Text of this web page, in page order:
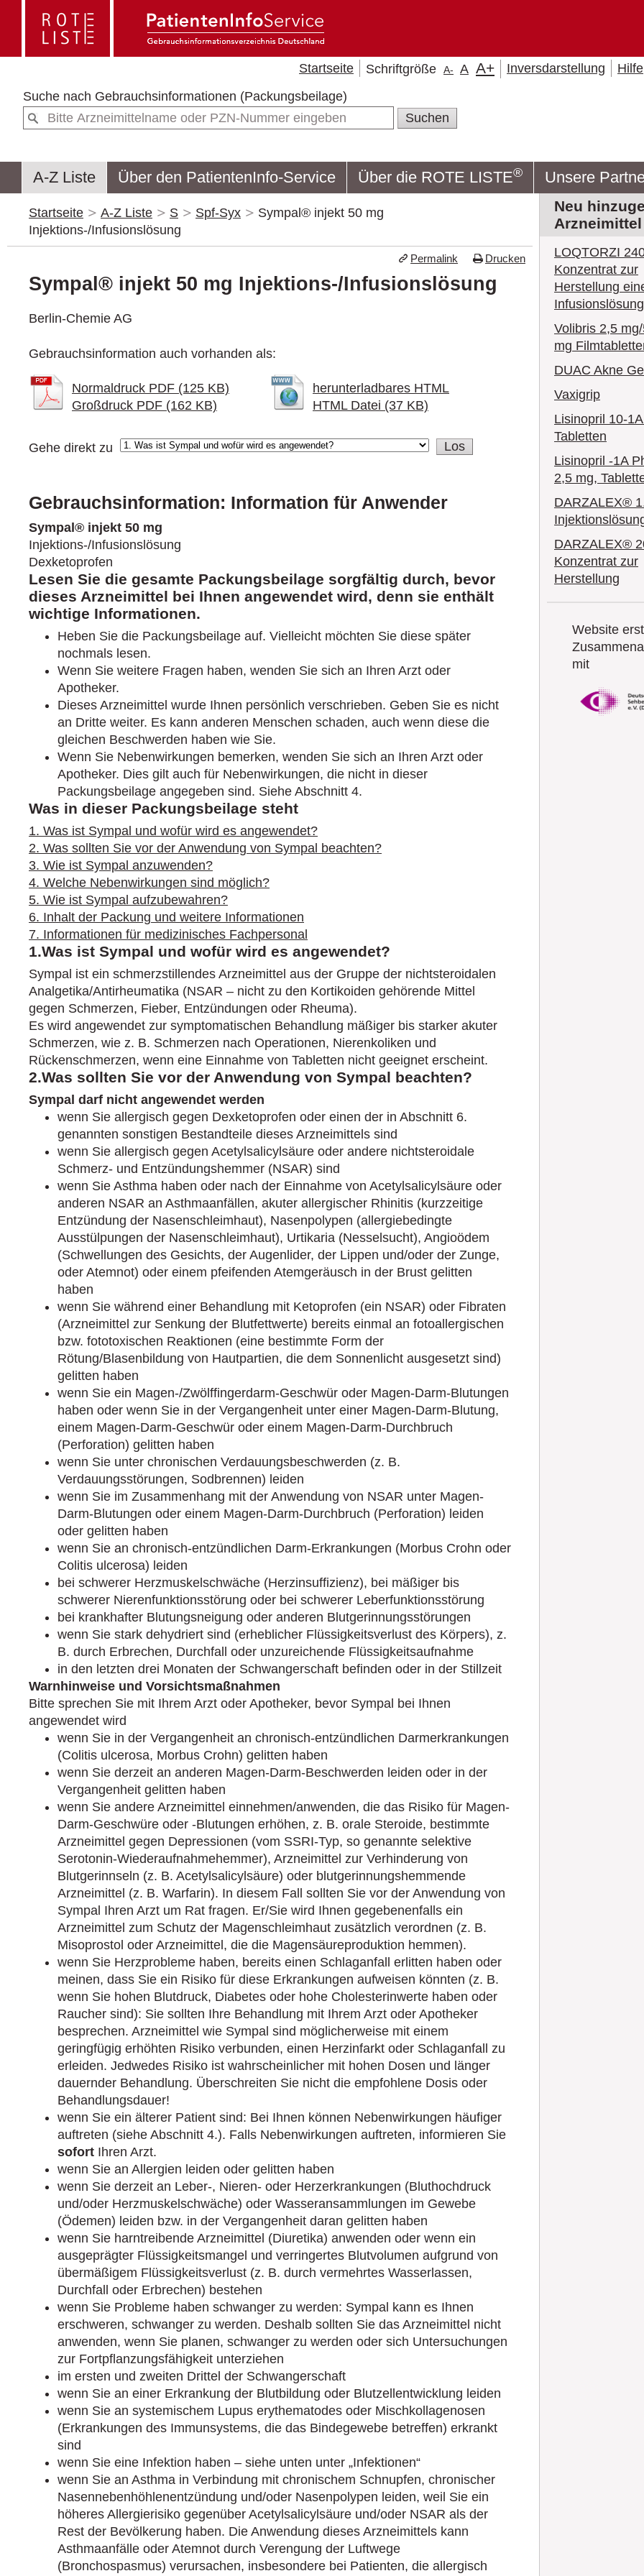
Suche nach Gebrauchsinformationen (Packungsbeilage)
A-Z Liste Über den PatientenInfo-Service Über die ROTE LISTE® Unsere
Startseite Schriftgröße A- A A+ Inversdarstellung Hilfe
Startseite A-Z Liste S Spf-Syx
Sympal® injekt 50 mg
Injektions-/Infusionslösung
Sympal® injekt 50 mg Injektions-/Infusionslösung
Berlin-Chemie AG
Gebrauchsinformation auch vorhanden als:
Normaldruck PDF (125 KB)
Großdruck PDF (162 KB)
herunterladbares HTML
HTML Datei (37 KB)
Gehe direkt zu
Gebrauchsinformation: Information für Anwender
Sympal® injekt 50 mg
Injektions-/Infusionslösung
Dexketoprofen
Lesen Sie die gesamte Packungsbeilage sorgfältig durch, bevor
dieses Arzneimittel bei Ihnen angewendet wird, denn sie enthält
wichtige Informationen.
Heben Sie die Packungsbeilage auf. Vielleicht möchten Sie diese später
nochmals lesen.
Wenn Sie weitere Fragen haben, wenden Sie sich an Ihren Arzt oder
Apotheker.
Dieses Arzneimittel wurde Ihnen persönlich verschrieben. Geben Sie es nicht
an Dritte weiter. Es kann anderen Menschen schaden, auch wenn diese die
gleichen Beschwerden haben wie Sie.
Wenn Sie Nebenwirkungen bemerken, wenden Sie sich an Ihren Arzt oder
Apotheker. Dies gilt auch für Nebenwirkungen, die nicht in dieser
Packungsbeilage angegeben sind. Siehe Abschnitt 4.
Was in dieser Packungsbeilage steht
1. Was ist Sympal und wofür wird es angewendet?
2. Was sollten Sie vor der Anwendung von Sympal beachten?
3. Wie ist Sympal anzuwenden?
4. Welche Nebenwirkungen sind möglich?
5. Wie ist Sympal aufzubewahren?
6. Inhalt der Packung und weitere Informationen
7. Informationen für medizinisches Fachpersonal
1.Was ist Sympal und wofür wird es angewendet?
Sympal ist ein schmerzstillendes Arzneimittel aus der Gruppe der nichtsteroidalen
Analgetika/Antirheumatika (NSAR – nicht zu den Kortikoiden gehörende Mittel
gegen Schmerzen, Fieber, Entzündungen oder Rheuma).
Es wird angewendet zur symptomatischen Behandlung mäßiger bis starker akuter
Schmerzen, wie z. B. Schmerzen nach Operationen, Nierenkoliken und
Rückenschmerzen, wenn eine Einnahme von Tabletten nicht geeignet erscheint.
2.Was sollten Sie vor der Anwendung von Sympal beachten?
Sympal darf nicht angewendet werden
wenn Sie allergisch gegen Dexketoprofen oder einen der in Abschnitt 6.
genannten sonstigen Bestandteile dieses Arzneimittels sind
wenn Sie allergisch gegen Acetylsalicylsäure oder andere nichtsteroidale
Schmerz- und Entzündungshemmer (NSAR) sind
wenn Sie Asthma haben oder nach der Einnahme von Acetylsalicylsäure oder
anderen NSAR an Asthmaanfällen, akuter allergischer Rhinitis (kurzzeitige
Entzündung der Nasenschleimhaut), Nasenpolypen (allergiebedingte
Ausstülpungen der Nasenschleimhaut), Urtikaria (Nesselsucht), Angioödem
(Schwellungen des Gesichts, der Augenlider, der Lippen und/oder der Zunge,
oder Atemnot) oder einem pfeifenden Atemgeräusch in der Brust gelitten
haben
wenn Sie während einer Behandlung mit Ketoprofen (ein NSAR) oder Fibraten
(Arzneimittel zur Senkung der Blutfettwerte) bereits einmal an fotoallergischen
bzw. fototoxischen Reaktionen (eine bestimmte Form der
Rötung/Blasenbildung von Hautpartien, die dem Sonnenlicht ausgesetzt sind)
gelitten haben
wenn Sie ein Magen-/Zwölffingerdarm-Geschwür oder Magen-Darm-Blutungen
haben oder wenn Sie in der Vergangenheit unter einer Magen-Darm-Blutung,
einem Magen-Darm-Geschwür oder einem Magen-Darm-Durchbruch
(Perforation) gelitten haben
wenn Sie unter chronischen Verdauungsbeschwerden (z. B.
Verdauungsstörungen, Sodbrennen) leiden
wenn Sie im Zusammenhang mit der Anwendung von NSAR unter Magen-
Darm-Blutungen oder einem Magen-Darm-Durchbruch (Perforation) leiden
oder gelitten haben
wenn Sie an chronisch-entzündlichen Darm-Erkrankungen (Morbus Crohn oder
Colitis ulcerosa) leiden
bei schwerer Herzmuskelschwäche (Herzinsuffizienz), bei mäßiger bis
schwerer Nierenfunktionsstörung oder bei schwerer Leberfunktionsstörung
bei krankhafter Blutungsneigung oder anderen Blutgerinnungsstörungen
wenn Sie stark dehydriert sind (erheblicher Flüssigkeitsverlust des Körpers), z.
B. durch Erbrechen, Durchfall oder unzureichende Flüssigkeitsaufnahme
in den letzten drei Monaten der Schwangerschaft befinden oder in der Stillzeit
Warnhinweise und Vorsichtsmaßnahmen
Bitte sprechen Sie mit Ihrem Arzt oder Apotheker, bevor Sympal bei Ihnen
angewendet wird
wenn Sie in der Vergangenheit an chronisch-entzündlichen Darmerkrankungen
(Colitis ulcerosa, Morbus Crohn) gelitten haben
wenn Sie derzeit an anderen Magen-Darm-Beschwerden leiden oder in der
Vergangenheit gelitten haben
wenn Sie andere Arzneimittel einnehmen/anwenden, die das Risiko für Magen-
Darm-Geschwüre oder -Blutungen erhöhen, z. B. orale Steroide, bestimmte
Arzneimittel gegen Depressionen (vom SSRI-Typ, so genannte selektive
Serotonin-Wiederaufnahmehemmer), Arzneimittel zur Verhinderung von
Blutgerinnseln (z. B. Acetylsalicylsäure) oder blutgerinnungshemmende
Arzneimittel (z. B. Warfarin). In diesem Fall sollten Sie vor der Anwendung von
Sympal Ihren Arzt um Rat fragen. Er/Sie wird Ihnen gegebenenfalls ein
Arzneimittel zum Schutz der Magenschleimhaut zusätzlich verordnen (z. B.
Misoprostol oder Arzneimittel, die die Magensäureproduktion hemmen).
wenn Sie Herzprobleme haben, bereits einen Schlaganfall erlitten haben oder
meinen, dass Sie ein Risiko für diese Erkrankungen aufweisen könnten (z. B.
wenn Sie hohen Blutdruck, Diabetes oder hohe Cholesterinwerte haben oder
Raucher sind): Sie sollten Ihre Behandlung mit Ihrem Arzt oder Apotheker
besprechen. Arzneimittel wie Sympal sind möglicherweise mit einem
geringfügig erhöhten Risiko verbunden, einen Herzinfarkt oder Schlaganfall zu
erleiden. Jedwedes Risiko ist wahrscheinlicher mit hohen Dosen und länger
dauernder Behandlung. Überschreiten Sie nicht die empfohlene Dosis oder
Behandlungsdauer!
wenn Sie ein älterer Patient sind: Bei Ihnen können Nebenwirkungen häufiger
auftreten (siehe Abschnitt 4.). Falls Nebenwirkungen auftreten, informieren Sie
sofort Ihren Arzt.
wenn Sie an Allergien leiden oder gelitten haben
wenn Sie derzeit an Leber-, Nieren- oder Herzerkrankungen (Bluthochdruck
und/oder Herzmuskelschwäche) oder Wasseransammlungen im Gewebe
(Ödemen) leiden bzw. in der Vergangenheit daran gelitten haben
wenn Sie harntreibende Arzneimittel (Diuretika) anwenden oder wenn ein
ausgeprägter Flüssigkeitsmangel und verringertes Blutvolumen aufgrund von
übermäßigem Flüssigkeitsverlust (z. B. durch vermehrtes Wasserlassen,
Durchfall oder Erbrechen) bestehen
wenn Sie Probleme haben schwanger zu werden: Sympal kann es Ihnen
erschweren, schwanger zu werden. Deshalb sollten Sie das Arzneimittel nicht
anwenden, wenn Sie planen, schwanger zu werden oder sich Untersuchungen
zur Fortpflanzungsfähigkeit unterziehen
im ersten und zweiten Drittel der Schwangerschaft
wenn Sie an einer Erkrankung der Blutbildung oder Blutzellentwicklung leiden
wenn Sie an systemischem Lupus erythematodes oder Mischkollagenosen
(Erkrankungen des Immunsystems, die das Bindegewebe betreffen) erkrankt
sind
wenn Sie eine Infektion haben – siehe unten unter „Infektionen“
wenn Sie an Asthma in Verbindung mit chronischem Schnupfen, chronischer
Nasennebenhöhlenentzündung und/oder Nasenpolypen leiden, weil Sie ein
höheres Allergierisiko gegenüber Acetylsalicylsäure und/oder NSAR als der
Rest der Bevölkerung haben. Die Anwendung dieses Arzneimittels kann
Asthmaanfälle oder Atemnot durch Verengung der Luftwege
(Bronchospasmus) verursachen, insbesondere bei Patienten, die allergisch
Permalink Drucken
Neu
Arzneimittel
LOQTORZI
Konzentrat zur
Herstellung
Infusionslösung
Volibris 2,5
mg
DUAC Akne
Vaxigrip
Lisinopril 10-
Tabletten
Lisinopril -1A
2,5 mg,
DARZALEX®
DARZALEX®
Konzentrat zur
Herstellung
Website
mit